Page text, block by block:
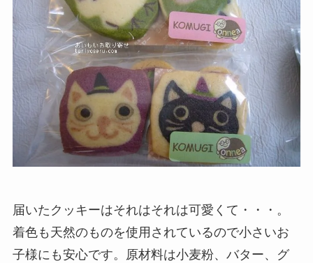
届いたクッキーはそれはそれは可愛くて・・・。
着色も天然のものを使用されているので小さいお
子様にも安心です。原材料は小麦粉、バター、グ